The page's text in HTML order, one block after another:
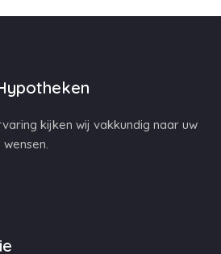
kijken wij vakkundig naar uw